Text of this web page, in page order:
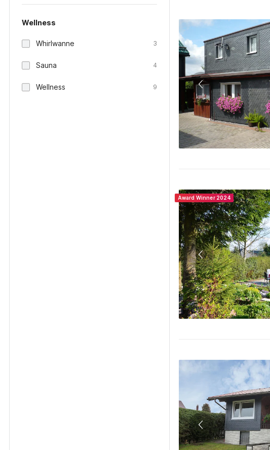
Wellness
Whirlwanne 3
Sauna 4
Wellness 9
Award Winner 2024